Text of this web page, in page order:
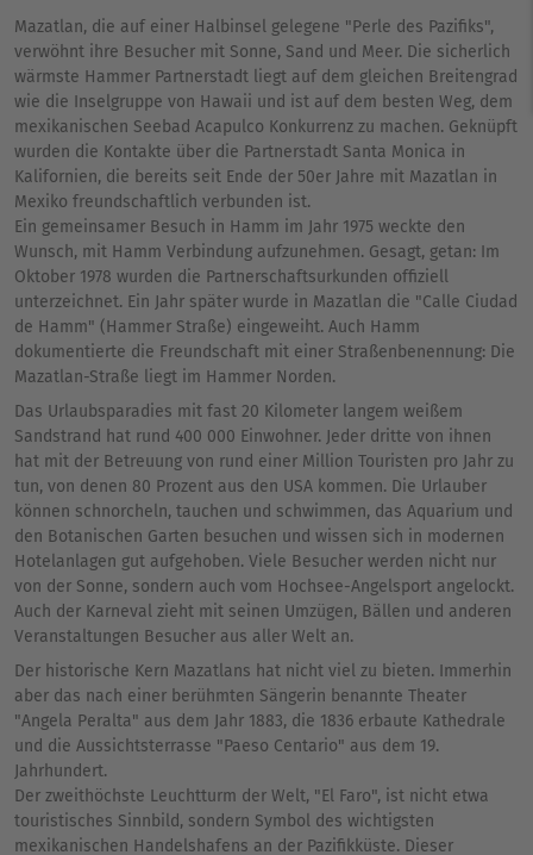
Mazatlan, die auf einer Halbinsel gelegene "Perle des Pazifiks",
verwöhnt ihre Besucher mit Sonne, Sand und Meer. Die sicherlich
wärmste Hammer Partnerstadt liegt auf dem gleichen Breitengrad
wie die Inselgruppe von Hawaii und ist auf dem besten Weg, dem
mexikanischen Seebad Acapulco Konkurrenz zu machen. Geknüpft
wurden die Kontakte über die Partnerstadt Santa Monica in
Kalifornien, die bereits seit Ende der 50er Jahre mit Mazatlan in
Mexiko freundschaftlich verbunden ist.
Ein gemeinsamer Besuch in Hamm im Jahr 1975 weckte den
Wunsch, mit Hamm Verbindung aufzunehmen. Gesagt, getan: Im
Oktober 1978 wurden die Partnerschaftsurkunden offiziell
unterzeichnet. Ein Jahr später wurde in Mazatlan die "Calle Ciudad
de Hamm" (Hammer Straße) eingeweiht. Auch Hamm
dokumentierte die Freundschaft mit einer Straßenbenennung: Die
Mazatlan-Straße liegt im Hammer Norden.
Das Urlaubsparadies mit fast 20 Kilometer langem weißem
Sandstrand hat rund 400 000 Einwohner. Jeder dritte von ihnen
hat mit der Betreuung von rund einer Million Touristen pro Jahr zu
tun, von denen 80 Prozent aus den USA kommen. Die Urlauber
können schnorcheln, tauchen und schwimmen, das Aquarium und
den Botanischen Garten besuchen und wissen sich in modernen
Hotelanlagen gut aufgehoben. Viele Besucher werden nicht nur
von der Sonne, sondern auch vom Hochsee-Angelsport angelockt.
Auch der Karneval zieht mit seinen Umzügen, Bällen und anderen
Veranstaltungen Besucher aus aller Welt an.
Der historische Kern Mazatlans hat nicht viel zu bieten. Immerhin
aber das nach einer berühmten Sängerin benannte Theater
"Angela Peralta" aus dem Jahr 1883, die 1836 erbaute Kathedrale
und die Aussichtsterrasse "Paeso Centario" aus dem 19.
Jahrhundert.
Der zweithöchste Leuchtturm der Welt, "El Faro", ist nicht etwa
touristisches Sinnbild, sondern Symbol des wichtigsten
mexikanischen Handelshafens an der Pazifikküste. Dieser